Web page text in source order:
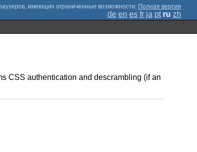
; Полная версия
de en es fr ja pt ru zh
CSS authentication and descrambling (if an